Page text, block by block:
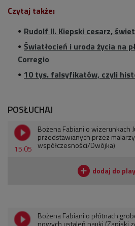
Czytaj także:
Rudolf II. Kiepski cesarz,
Światłocień i uroda życia na
Corregio
10 tys. falsyfikatów, czyli
POSŁUCHAJ
15:05
Bożena Fabiani o wizerunkach
przedstawianych przez
współczesności/Dwójka)
Bożena Fabiani o płótnach
nowych ustaleń nauki (Zapiski